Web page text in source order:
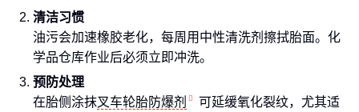
清洁习惯
油污会加速橡胶老化，每周用中性清洗剂擦拭胎面。化
学品仓库作业后必须立即冲洗。
预防处理
在胎侧涂抹叉车轮胎防爆剂
可延缓氧化裂纹，尤其适